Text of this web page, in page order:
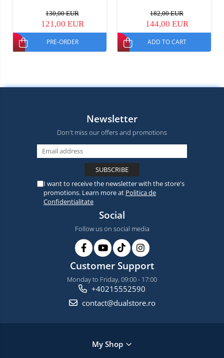
130,00 EUR
121,00 EUR
PRE-ORDER
182,00 EUR
144,00 EUR
ADD TO CART
Newsletter
Don't miss our offers and promotions
I want to receive the newsletter with the store's
promotions. Learn more at Politica de
Confidentialitate
Social
Follow us on social media
Customer Support
Monday to Friday, 09:00 - 17:00
+40215552590
contact@dualstore.ro
My Shop